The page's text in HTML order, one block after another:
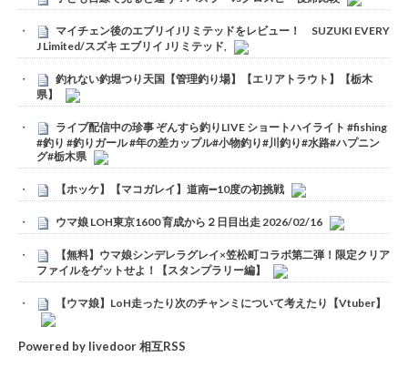
マイチェン後のエブリイJリミテッドをレビュー！ SUZUKI EVERY
J Limited/スズキ エブリイ Jリミテッド,
釣れない釣堀つり天国【管理釣り場】【エリアトラウト】【栃木
県】
ライブ配信中の珍事 ぞんすら釣りLIVE ショートハイライト #fishing
#釣り #釣りガール #年の差カップル#小物釣り#川釣り#水路#ハプニン
グ#栃木県
【ホッケ】【マコガレイ】道南➖10度の初挑戦
ウマ娘 LOH東京1600 育成から２日目出走 2026/02/16
【無料】ウマ娘シンデレラグレイ×笠松町コラボ第二弾！限定クリア
ファイルをゲットせよ！【スタンプラリー編】
【ウマ娘】LoH走ったり次のチャンミについて考えたり【Vtuber】
Powered by livedoor 相互RSS